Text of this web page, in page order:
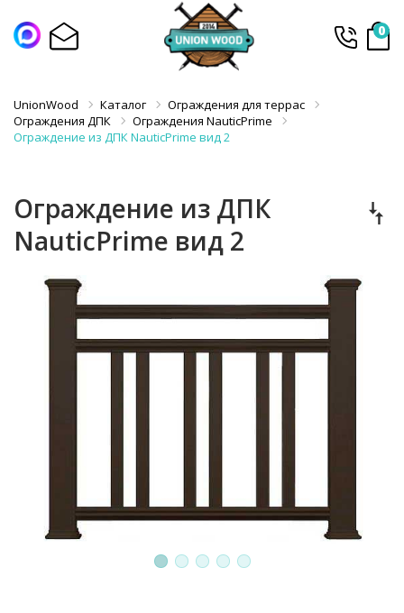
0
UnionWood Каталог
Ограждения для террас
Ограждения ДПК
Ограждения NauticPrime
Ограждение из ДПК NauticPrime вид 2
Ограждение из ДПК
NauticPrime вид 2
1 2 3 4 5